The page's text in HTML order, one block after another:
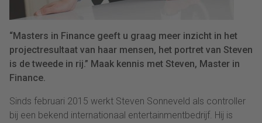
“Masters in Finance geeft u graag meer inzicht in het
projectresultaat van haar mensen, het portret van Steven
is de tweede in rij.” Maak kennis met Steven, Master in
Finance. ​
Sinds februari 2015 werkt Steven Sonneveld als controller
bij een bekend internationaal entertainmentbedrijf. Hij is